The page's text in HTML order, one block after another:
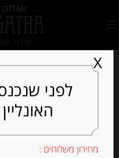
Out of
לפני
מחירון משלוחים :
X